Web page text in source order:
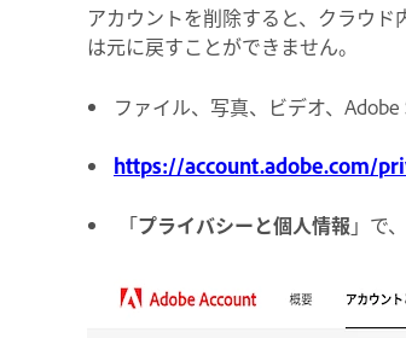
アカウントを削除すると、クラウ
は元に戻すことができません。
ファイル、写真、ビデオ、
https://account.adobe.com/
「プライバシーと個人情報 」で